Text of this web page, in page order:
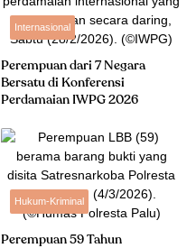
Internasional
Perempuan dari 7 Negara
Bersatu di Konferensi
Perdamaian IWPG 2026
Hukum-Kriminal
Perempuan 59 Tahun